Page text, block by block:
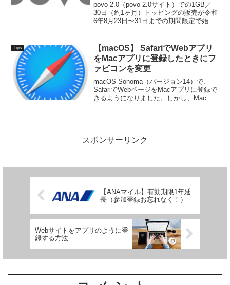
povo 2.0（povo 2.0サイト）での1GB／
30日（約1ヶ月）トッピングの販売が令和
6年8月23日〜31日までの期間限定で始ま
ると以下のようになります...
Tips
【macOS】 SafariでWebアプリ
をMacアプリに登録したときにフ
ァビコンを変更
macOS Sonoma（バージョン14）で、
SafariでWebページをMacアプリに登録で
きるようになりました。しかし、Macア
スポンサーリンク
【ANAマイル】有効期限1年延
長（参加登録お忘れなく！）
Webサイトをアプリのように登
録する方法